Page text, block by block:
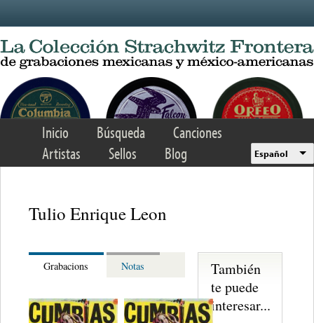
Inicio Búsqueda
Canciones
Artistas
Sellos Blog Español
Tulio Enrique Leon
Grabacions Notas
También
te puede
interesar...